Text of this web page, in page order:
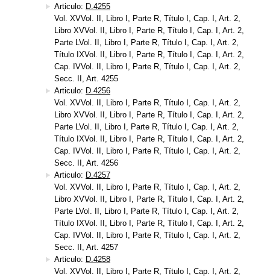
Articulo: D.4255
Vol. XVVol. II, Libro I, Parte R, Título I, Cap. I, Art. 2,
Libro XVVol. II, Libro I, Parte R, Título I, Cap. I, Art. 2,
Parte LVol. II, Libro I, Parte R, Título I, Cap. I, Art. 2,
Título IXVol. II, Libro I, Parte R, Título I, Cap. I, Art. 2,
Cap. IVVol. II, Libro I, Parte R, Título I, Cap. I, Art. 2,
Secc. II, Art. 4255
Articulo: D.4256
Vol. XVVol. II, Libro I, Parte R, Título I, Cap. I, Art. 2,
Libro XVVol. II, Libro I, Parte R, Título I, Cap. I, Art. 2,
Parte LVol. II, Libro I, Parte R, Título I, Cap. I, Art. 2,
Título IXVol. II, Libro I, Parte R, Título I, Cap. I, Art. 2,
Cap. IVVol. II, Libro I, Parte R, Título I, Cap. I, Art. 2,
Secc. II, Art. 4256
Articulo: D.4257
Vol. XVVol. II, Libro I, Parte R, Título I, Cap. I, Art. 2,
Libro XVVol. II, Libro I, Parte R, Título I, Cap. I, Art. 2,
Parte LVol. II, Libro I, Parte R, Título I, Cap. I, Art. 2,
Título IXVol. II, Libro I, Parte R, Título I, Cap. I, Art. 2,
Cap. IVVol. II, Libro I, Parte R, Título I, Cap. I, Art. 2,
Secc. II, Art. 4257
Articulo: D.4258
Vol. XVVol. II, Libro I, Parte R, Título I, Cap. I, Art. 2,